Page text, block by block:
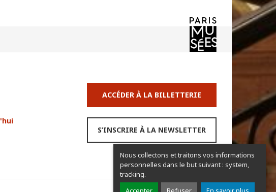
Nous collectons et traitons vos informations
personnelles dans le but suivant : system,
tracking.
ACCÉDER À LA BILLETTERIE
S’INSCRIRE À LA NEWSLETTER